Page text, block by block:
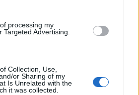
processing my
Targeted Advertising.
Collection, Use,
or Sharing of my
Is Unrelated with the
it was collected.